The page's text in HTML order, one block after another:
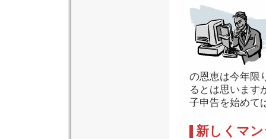
の恩恵は今年限
るとは思います
子申告を始めて
新しくマ